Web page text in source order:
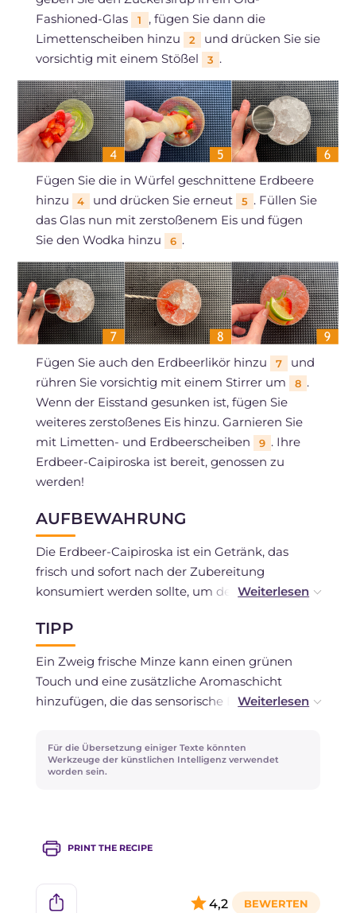
Fashioned-Glas
1
, fügen Sie dann die
Limettenscheiben hinzu
2
und drücken Sie sie
vorsichtig mit einem Stößel
3 .
Fügen Sie die in Würfel geschnittene Erdbeere
hinzu
4 und drücken Sie erneut 5 . Füllen Sie
das Glas nun mit zerstoßenem Eis und fügen
Sie den Wodka hinzu
6 .
Fügen Sie auch den Erdbeerlikör hinzu 7
und
rühren Sie vorsichtig mit einem Stirrer um
8 .
Wenn der Eisstand gesunken ist, fügen Sie
weiteres zerstoßenes Eis hinzu. Garnieren Sie
mit Limetten- und Erdbeerscheiben
9 . Ihre
Erdbeer-Caipiroska ist bereit, genossen zu
werden!
AUFBEWAHRUNG
Die Erdbeer-Caipiroska ist ein Getränk, das
frisch und sofort nach der Zubereitung
konsumiert werden sollte, um den maximalen
TIPP
Ein Zweig frische Minze kann einen grünen
Touch und eine zusätzliche Aromaschicht
hinzufügen, die das sensorische Erlebnis
Für die Übersetzung einiger Texte könnten
Werkzeuge der künstlichen Intelligenz verwendet
worden sein.
PRINT THE RECIPE
4,2